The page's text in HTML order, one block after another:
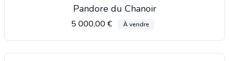
Pandore du Chanoir
5 000,00 € À vendre